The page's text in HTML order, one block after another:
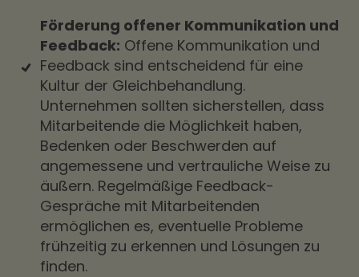
Förderung offener Kommunikation und
Feedback: Offene Kommunikation und
Feedback sind entscheidend für eine
Kultur der Gleichbehandlung.
Unternehmen sollten sicherstellen, dass
Mitarbeitende die Möglichkeit haben,
Bedenken oder Beschwerden auf
angemessene und vertrauliche Weise zu
äußern. Regelmäßige Feedback-
Gespräche mit Mitarbeitenden
ermöglichen es, eventuelle Probleme
frühzeitig zu erkennen und Lösungen zu
finden.